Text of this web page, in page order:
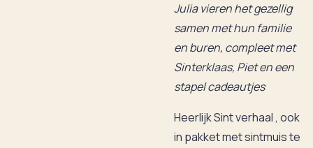
Julia vieren het gezellig
samen met hun familie
en buren, compleet met
Sinterklaas, Piet en een
stapel cadeautjes
Heerlijk Sint verhaal , ook
in pakket met sintmuis te